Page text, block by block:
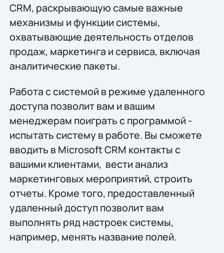
CRM, раскрывающую самые важные
механизмы и функции системы,
охватывающие деятельность отделов
продаж, маркетинга и сервиса, включая
аналитические пакеты.
Работа с системой в режиме удаленного
доступа позволит вам и вашим
менеджерам поиграть с программой -
испытать систему в работе. Вы сможете
вводить в Microsoft CRM контакты с
вашими клиентами, вести анализ
маркетинговых мероприятий, строить
отчеты. Кроме того, предоставленный
удаленный доступ позволит вам
выполнять ряд настроек системы,
например, менять название полей.